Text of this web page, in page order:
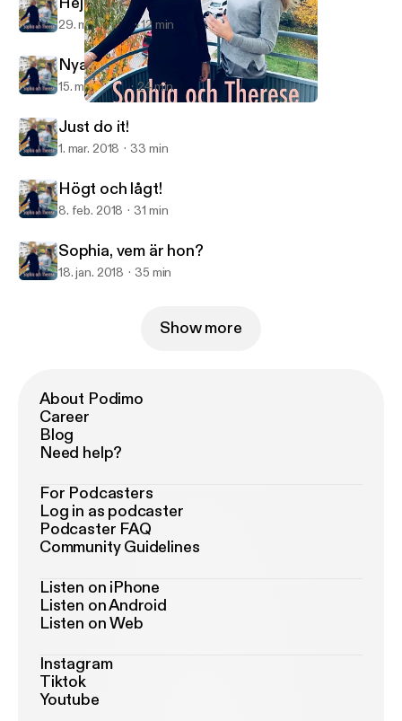
Sophia och Therese
29. mar. 2018 12 min
Nya tankar!
15. mar. 2018 24 min
Just do it!
1. mar. 2018 33 min
Högt och lågt!
8. feb. 2018 31 min
Sophia, vem är hon?
18. jan. 2018 35 min
Show more
About Podimo
Career
Blog
Need help?
For Podcasters
Log in as podcaster
Podcaster FAQ
Community Guidelines
Listen on iPhone
Listen on Android
Listen on Web
Instagram
Tiktok
Youtube